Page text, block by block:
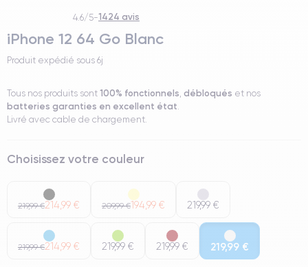
4.6/5-1424 avis
iPhone 12 64 Go Blanc
Produit expédié sous 6j
Tous nos produits sont 100% fonctionnels, débloqués et nos
batteries garanties en excellent état.
Livré avec cable de chargement.
Choisissez votre couleur
219,99 €214,99 € 209,99 €194,99 € 219,99 €
219,99 €214,99 € 219,99 € 219,99 € 219,99 €